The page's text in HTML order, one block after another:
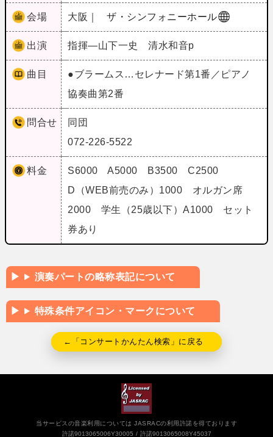
会場 大阪｜ ザ・シンフォニーホール
出演 指揮―山下一史 清水和音p
曲目
●ブラームス…セレナード第1番／ピアノ
協奏曲第2番
問合せ
同団
072-226-5522
料金
S6000 A5000 B3500 C2500
D（WEB前売のみ）1000 オルガン席
2000 学生（25歳以下）A1000 セット
券あり
演奏パートの略称表記について
特殊条件アイコン・マークについて
←「コンサートかんたん検索」に戻る
当サービスの音楽利用については JASRACの利用許諾を得ております
許諾9013065006Y30005
許諾9013065008Y45037